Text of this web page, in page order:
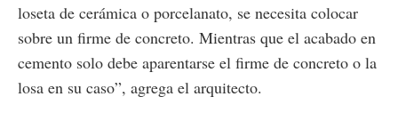
loseta de cerámica o porcelanato, se necesita colocar
sobre un firme de concreto. Mientras que el acabado en
cemento solo debe aparentarse el firme de concreto o la
losa en su caso”, agrega el arquitecto.